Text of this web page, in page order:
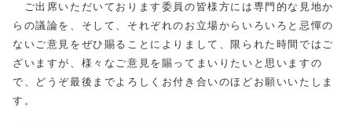
ご出席いただいております委員の皆様方には専門的な見地か
らの議論を、そして、それぞれのお立場からいろいろと忌憚の
ないご意見をぜひ賜ることによりまして、限られた時間ではご
ざいますが、様々なご意見を賜ってまいりたいと思いますの
で、どうぞ最後までよろしくお付き合いのほどお願いいたしま
す。